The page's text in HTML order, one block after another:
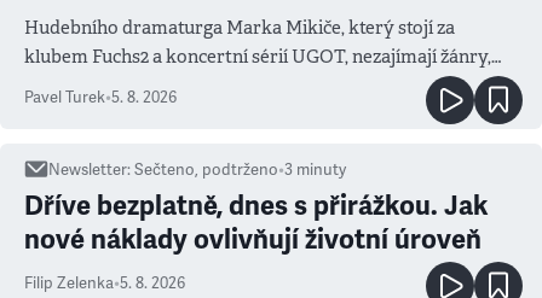
Hudebního dramaturga Marka Mikiče, který stojí za
klubem Fuchs2 a koncertní sérií UGOT, nezajímají žánry,
ale atmosféra
Pavel Turek•5. 8. 2026
Newsletter:Sečteno, podtrženo•3 minuty
Dříve bezplatně, dnes s přirážkou. Jak
nové náklady ovlivňují životní úroveň
Filip Zelenka•5. 8. 2026